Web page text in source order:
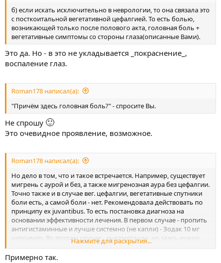
б) если искать исключительно в неврологии, то она связала это
с посткоитальной вегетативной цефалгией. То есть болью,
возникающей только после полового акта, головная боль +
вегетативные симптомы со стороны глаза(описанные Вами).
Это да. Но - в это не укладывается _покраснение_,
воспаление глаз.
Roman178 написал(а):
"Причём здесь головная боль?" - спросите Вы.
Не спрошу 🙂
Это очевидное проявление, возможное.
Roman178 написал(а):
Но дело в том, что и такое встречается. Например, существует
мигрень с аурой и без, а также мигренозная аура без цефалгии.
Точно также и в случае вег. цефалгии, вегетативные спутники
боли есть, а самой боли - нет. Рекомендовала действовать по
принципу ex juvantibus. То есть постановка диагноза на
основании эффективности лечения. В первом случае - пропить
антигистаминные и лучше системно (не капли) - Зодак 10 мг
например. Во втором случае - индометацин, но здесь нужно
титровать дозы и данный вариант менее вероятен.
Нажмите для раскрытия...
Примерно так.